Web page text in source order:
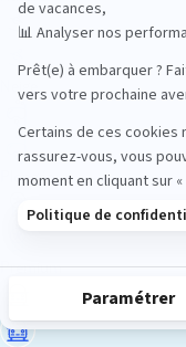
Plongée
Premium